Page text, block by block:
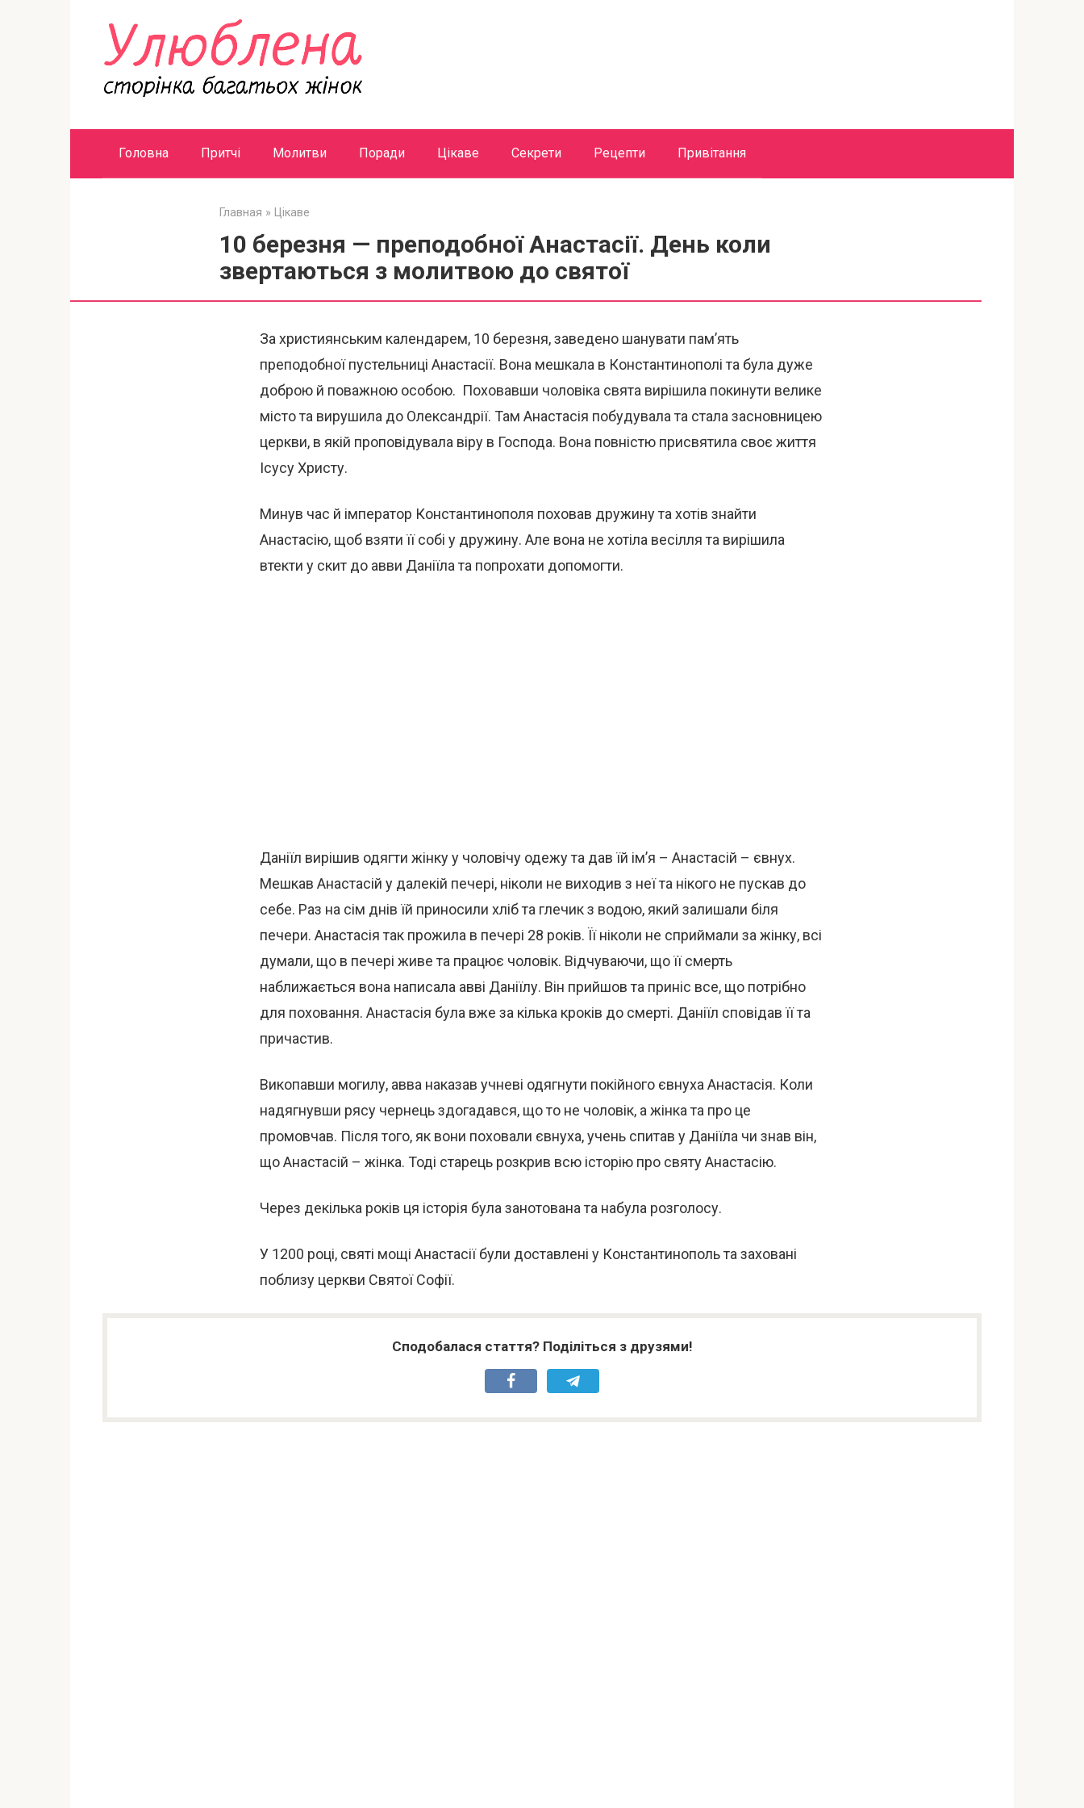
Головна Притчі Молитви Поради Цікаве Секрети Рецепти Привітання
Главная » Цікаве
10 березня — преподобної Анастасії. День коли
звертаються з молитвою до святої
За християнським календарем, 10 березня, заведено шанувати пам’ять
преподобної пустельниці Анастасії. Вона мешкала в Константинополі та була дуже
доброю й поважною особою. Поховавши чоловіка свята вирішила покинути велике
місто та вирушила до Олександрії. Там Анастасія побудувала та стала засновницею
церкви, в якій проповідувала віру в Господа. Вона повністю присвятила своє життя
Ісусу Христу.
Минув час й імператор Константинополя поховав дружину та хотів знайти
Анастасію, щоб взяти її собі у дружину. Але вона не хотіла весілля та вирішила
втекти у скит до авви Даніїла та попрохати допомогти.
Даніїл вирішив одягти жінку у чоловічу одежу та дав їй ім’я – Анастасій – євнух.
Мешкав Анастасій у далекій печері, ніколи не виходив з неї та нікого не пускав до
себе. Раз на сім днів їй приносили хліб та глечик з водою, який залишали біля
печери. Анастасія так прожила в печері 28 років. Її ніколи не сприймали за жінку, всі
думали, що в печері живе та працює чоловік. Відчуваючи, що її смерть
наближається вона написала авві Даніїлу. Він прийшов та приніс все, що потрібно
для поховання. Анастасія була вже за кілька кроків до смерті. Даніїл сповідав її та
причастив.
Викопавши могилу, авва наказав учневі одягнути покійного євнуха Анастасія. Коли
надягнувши рясу чернець здогадався, що то не чоловік, а жінка та про це
промовчав. Після того, як вони поховали євнуха, учень спитав у Даніїла чи знав він,
що Анастасій – жінка. Тоді старець розкрив всю історію про святу Анастасію.
Через декілька років ця історія була занотована та набула розголосу.
У 1200 році, святі мощі Анастасії були доставлені у Константинополь та заховані
поблизу церкви Святої Софії.
Сподобалася стаття? Поділіться з друзями!